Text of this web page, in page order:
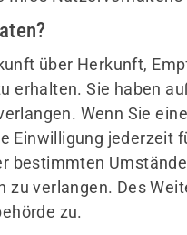
über Herkunft,
erhalten. Sie haben
Wenn Sie
Einwilligung jederzeit
bestimmten
verlangen. Des
zu.